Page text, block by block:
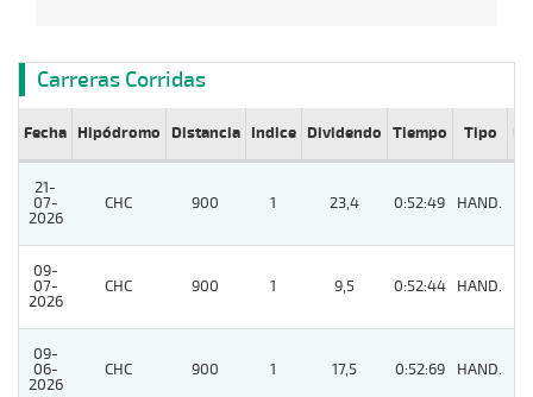
Carreras Corridas
Fecha Hipódromo Distancia Indice Dividendo Tiempo Tipo Lº
21-
07-
2026
CHC 900 1 23,4 0:52:49 HAND.
09-
07-
2026
CHC 900 1 9,5 0:52:44 HAND.
09-
06-
2026
CHC 900 1 17,5 0:52:69 HAND.